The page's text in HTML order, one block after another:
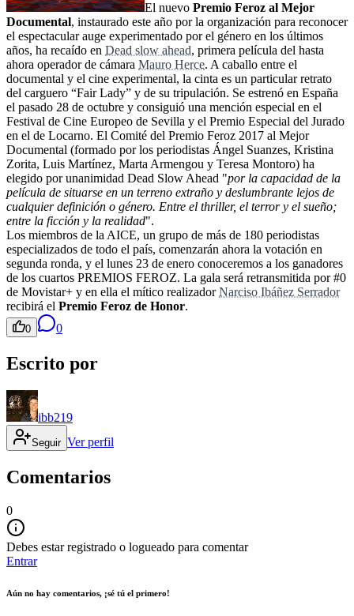
El nuevo Premio Feroz al Mejor
Documental, instaurado este año por la organización para reconocer
el espectacular auge experimentado por el género en los últimos
años, ha recaído en Dead slow ahead, primera película del hasta
ahora operador de cámara Mauro Herce. A caballo entre el
documental y el cine experimental, la cinta es un particular retrato
del carguero “Fair Lady” y de su tripulación. Se estrenó en España
el pasado 28 de octubre y consiguió una mención especial en el
Festival de Cine Europeo de Sevilla y el Premio Especial del Jurado
en el de Locarno. El Comité del Premio Feroz 2017 al Mejor
Documental (formado por los periodistas Ángel Suanzes, Kristina
Zorita, Luis Martínez, Marta Armengou y Teresa Montoro) ha
elegido por unanimidad Dead Slow Ahead "por la capacidad de la
película de situarse en un terreno extraño y deslumbrante lejos de
cualquier definición o género. Entre el thriller, el terror y el sueño;
entre la ficción y la realidad".
Los miembros de la AICE, un grupo de más de 180 periodistas
especializados de todo el país, comenzarán ahora la votación en
segunda ronda, y el lunes 23 de enero conoceremos a los ganadores
de los cuartos PREMIOS FEROZ. La gala será retransmitida por #0
de Movistar+ y en ella el mítico realizadorNarciso Ibáñez Serrador
recibirá el Premio Feroz de Honor.
0 0
Escrito por
ibb219
Seguir Ver perfil
Comentarios
0
Debes estar registrado o logueado para comentar
Entrar
Aún no hay comentarios, ¡sé tú el primero!